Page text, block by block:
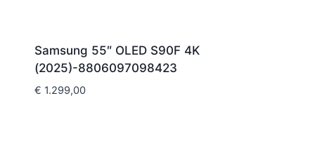
Samsung 55″ OLED S90F 4K
(2025)-8806097098423
€ 1.299,00